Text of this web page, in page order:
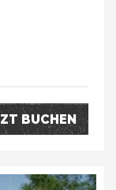
BUCHEN